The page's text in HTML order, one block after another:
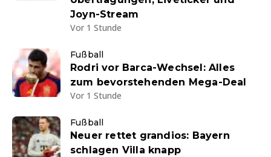
Joyn-Stream
Vor 1 Stunde
Fußball
Rodri vor Barca-Wechsel: Alles
zum bevorstehenden Mega-Deal
Vor 1 Stunde
Fußball
Neuer rettet grandios: Bayern
schlagen Villa knapp